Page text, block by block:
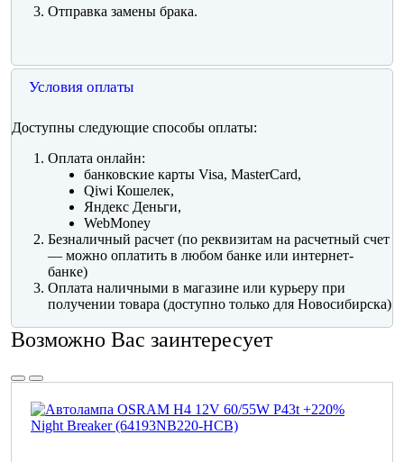
Отправка замены брака.
Условия оплаты
Доступны следующие способы оплаты:
Оплата онлайн:
банковские карты Visa, MasterCard,
Qiwi Кошелек,
Яндекс Деньги,
WebMoney
Безналичный расчет (по реквизитам на расчетный счет
— можно оплатить в любом банке или интернет-
банке)
Оплата наличными в магазине или курьеру при
получении товара (доступно только для Новосибирска)
Возможно Вас заинтересует